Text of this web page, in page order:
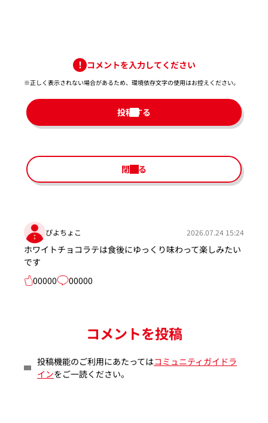
コメントを入力してください
※正しく表示されない場合があるため、環境依存文字の使用はお控えください。​
投稿する
閉じる
ぴよちょこ 2026.07.24 15:24
ホワイトチョコラテは食後にゆっくり味わって楽しみたい
です
00000
00000
コメントを投稿
投稿機能のご利用にあたってはコミュニティガイドラ
インをご一読ください。